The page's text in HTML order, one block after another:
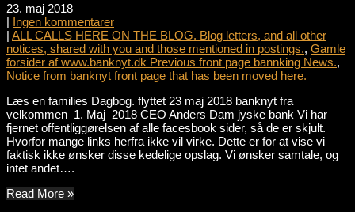
23. maj 2018
| Ingen kommentarer
| ALL CALLS HERE ON THE BLOG. Blog letters, and all other
notices, shared with you and those mentioned in postings., Gamle
forsider af www.banknyt.dk Previous front page bannking News.,
Notice from banknyt front page that has been moved here.
Læs en families Dagbog. flyttet 23 maj 2018 banknyt fra
velkommen 1. Maj 2018 CEO Anders Dam jyske bank Vi har
fjernet offentliggørelsen af alle facesbook sider, så de er skjult.
Hvorfor mange links herfra ikke vil virke. Dette er for at vise vi
faktisk ikke ønsker disse kedelige opslag. Vi ønsker samtale, og
intet andet….
Read More »